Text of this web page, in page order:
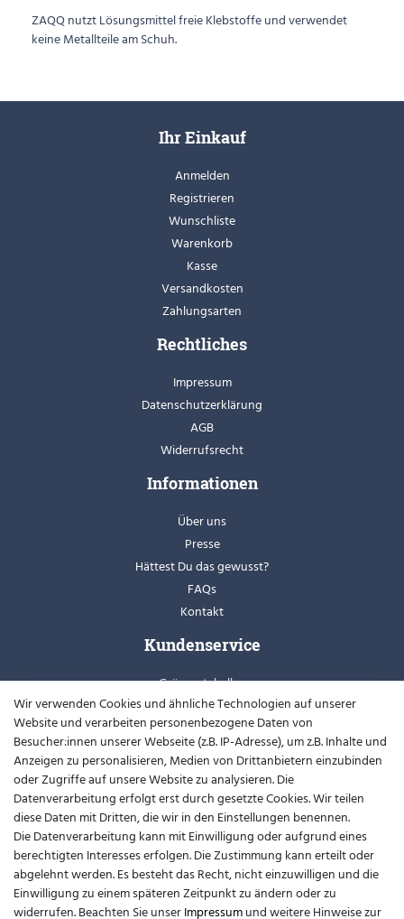
ZAQQ nutzt Lösungsmittel freie Klebstoffe und verwendet
keine Metallteile am Schuh.
Ihr Einkauf
Anmelden
Registrieren
Wunschliste
Warenkorb
Kasse
Versandkosten
Zahlungsarten
Rechtliches
Impressum
Datenschutzerklärung
AGB
Widerrufsrecht
Informationen
Über uns
Presse
Hättest Du das gewusst?
FAQs
Kontakt
Kundenservice
Grössentabellen
Retoure
Schuhweiten
Youtube
Widerrufsformular
Kontakt
support@barfusslaufen.com
+49 (0)8807-214983
Wir verwenden Cookies und ähnliche Technologien auf unserer
Website und verarbeiten personenbezogene Daten von
Besucher:innen unserer Webseite (z.B. IP-Adresse), um z.B. Inhalte und
Anzeigen zu personalisieren, Medien von Drittanbietern einzubinden
oder Zugriffe auf unsere Website zu analysieren. Die
Datenverarbeitung erfolgt erst durch gesetzte Cookies. Wir teilen
diese Daten mit Dritten, die wir in den Einstellungen benennen.
Die Datenverarbeitung kann mit Einwilligung oder aufgrund eines
berechtigten Interesses erfolgen. Die Zustimmung kann erteilt oder
abgelehnt werden. Es besteht das Recht, nicht einzuwilligen und die
Einwilligung zu einem späteren Zeitpunkt zu ändern oder zu
widerrufen. Beachten Sie unserImpressumund weitere Hinweise zur